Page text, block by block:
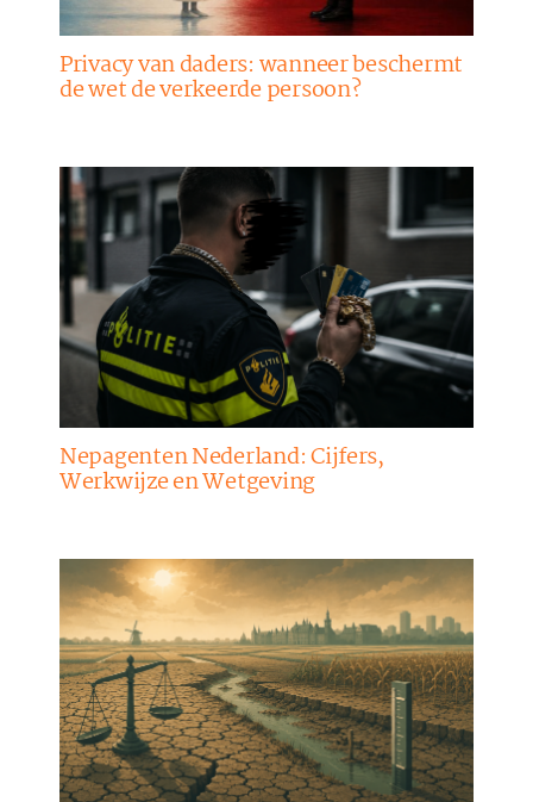
Privacy van daders: wanneer beschermt
de wet de verkeerde persoon?
Nepagenten Nederland: Cijfers,
Werkwijze en Wetgeving